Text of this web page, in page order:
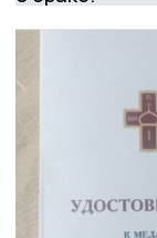
Максим
военной
«За други